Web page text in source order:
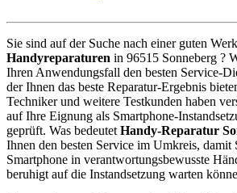
Sie sind auf der Suche nach einer guten
Handyreparaturen in 96515 Sonneberg ?
Ihren Anwendungsfall den besten Service-
der Ihnen das beste Reparatur-Ergebnis
Techniker und weitere Testkunden haben
auf Ihre Eignung als Smartphone-
geprüft. Was bedeutet Handy-Reparatur
Ihnen den besten Service im Umkreis, damit
Smartphone in verantwortungsbewusste
beruhigt auf die Instandsetzung warten